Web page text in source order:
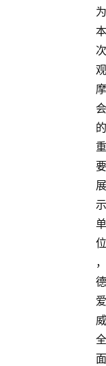
为
本
次
观
摩
会
的
重
要
展
示
单
位
，
德
爱
威
全
面